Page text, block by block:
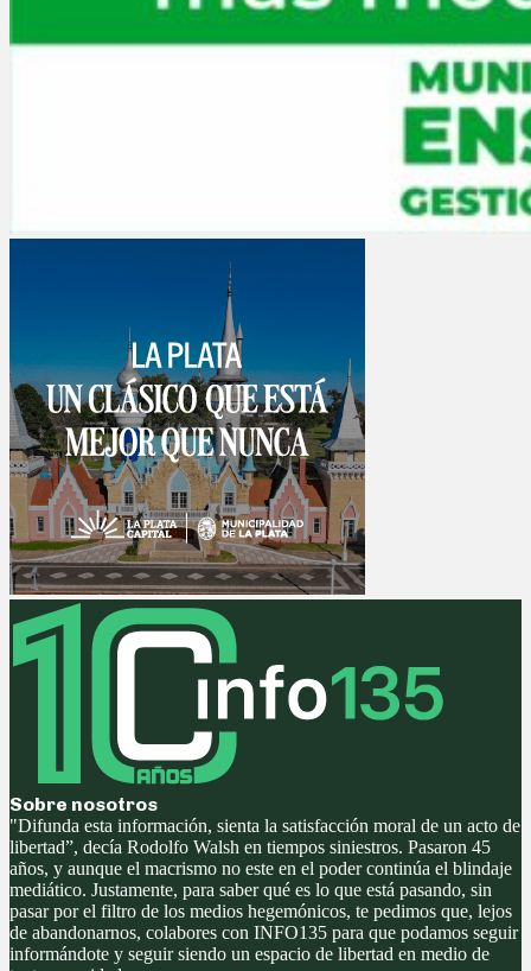
Sobre nosotros
"Difunda esta información, sienta la satisfacción moral de un acto de
libertad”, decía Rodolfo Walsh en tiempos siniestros. Pasaron 45
años, y aunque el macrismo no este en el poder continúa el blindaje
mediático. Justamente, para saber qué es lo que está pasando, sin
pasar por el filtro de los medios hegemónicos, te pedimos que, lejos
de abandonarnos, colabores con INFO135 para que podamos seguir
informándote y seguir siendo un espacio de libertad en medio de